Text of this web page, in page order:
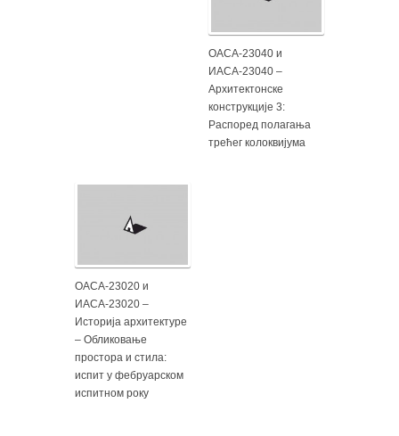
ОАСА-23040 и
ИАСА-23040 –
Архитектонске
конструкције 3:
Распоред полагања
трећег колоквијума
ОАСА-23020 и
ИАСА-23020 –
Историја архитектуре
– Обликовање
простора и стила:
испит у фебруарском
испитном року